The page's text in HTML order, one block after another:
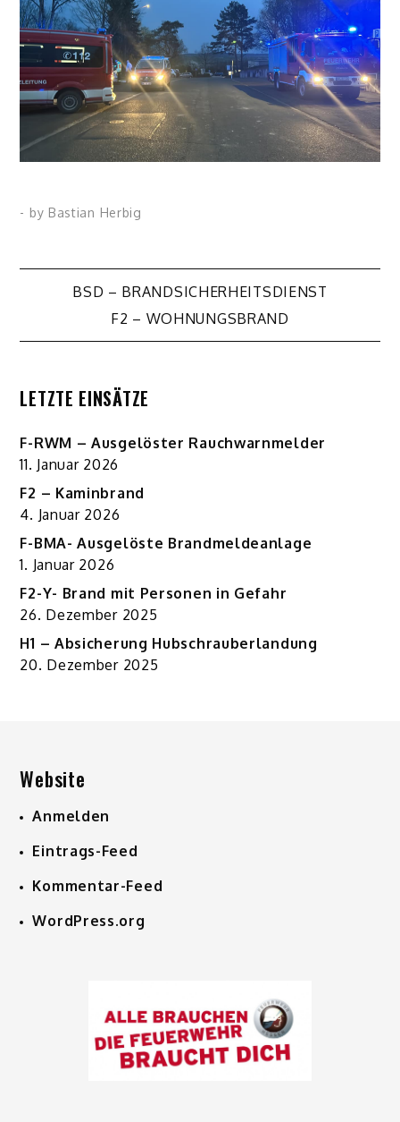
- by Bastian Herbig
Beitragsnavigation
BSD – BRANDSICHERHEITSDIENST
F2 – WOHNUNGSBRAND
LETZTE EINSÄTZE
F-RWM – Ausgelöster Rauchwarnmelder
11. Januar 2026
F2 – Kaminbrand
4. Januar 2026
F-BMA- Ausgelöste Brandmeldeanlage
1. Januar 2026
F2-Y- Brand mit Personen in Gefahr
26. Dezember 2025
H1 – Absicherung Hubschrauberlandung
20. Dezember 2025
Website
Anmelden
Eintrags-Feed
Kommentar-Feed
WordPress.org